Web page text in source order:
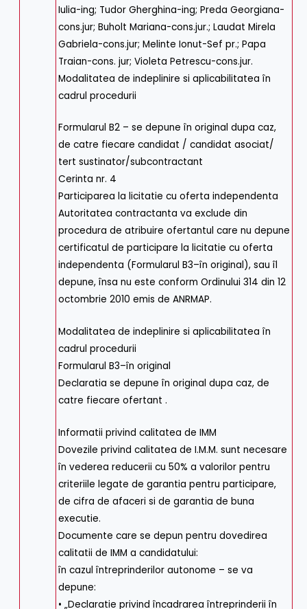
Iulia-ing; Tudor Gherghina-ing; Preda Georgiana-
cons.jur; Buholt Mariana-cons.jur.; Laudat Mirela
Gabriela-cons.jur; Melinte Ionut-Sef pr.; Papa
Traian-cons. jur; Violeta Petrescu-cons.jur.
Modalitatea de indeplinire si aplicabilitatea în
cadrul procedurii
Formularul B2 – se depune în original dupa caz,
de catre fiecare candidat / candidat asociat/
tert sustinator/subcontractant
Cerinta nr. 4
Participarea la licitatie cu oferta independenta
Autoritatea contractanta va exclude din
procedura de atribuire ofertantul care nu depune
certificatul de participare la licitatie cu oferta
independenta (Formularul B3–în original), sau îl
depune, însa nu este conform Ordinului 314 din 12
octombrie 2010 emis de ANRMAP.
Modalitatea de indeplinire si aplicabilitatea în
cadrul procedurii
Formularul B3–în original
Declaratia se depune în original dupa caz, de
catre fiecare ofertant .
Informatii privind calitatea de IMM
Dovezile privind calitatea de I.M.M. sunt necesare
în vederea reducerii cu 50% a valorilor pentru
criteriile legate de garantia pentru participare,
de cifra de afaceri si de garantia de buna
executie.
Documente care se depun pentru dovedirea
calitatii de IMM a candidatului:
în cazul întreprinderilor autonome – se va
depune:
• „Declaratie privind încadrarea întreprinderii în